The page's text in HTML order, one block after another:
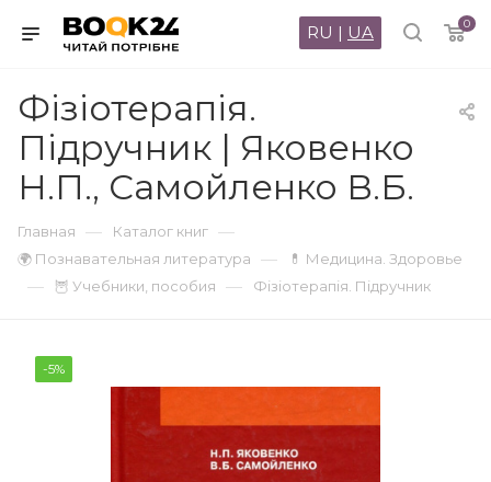
0
RU | UA
Фізіотерапія.
Підручник | Яковенко
Н.П., Самойленко В.Б.
Главная — Каталог книг —
🌍 Познавательная литература — 💊 Медицина. Здоровье
— 🦉 Учебники, пособия — Фізіотерапія. Підручник
-5%